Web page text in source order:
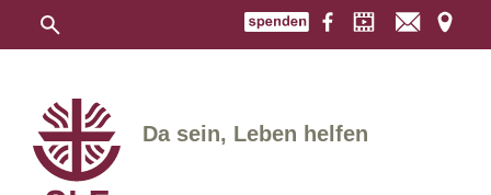
Da sein, Leben helfen